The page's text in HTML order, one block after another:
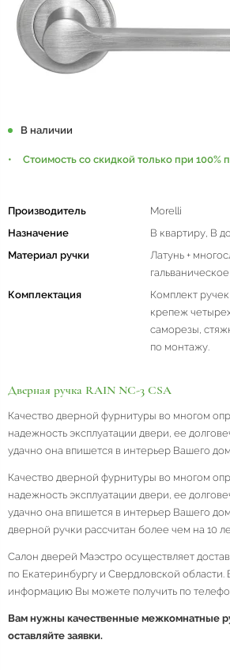
В наличии
Стоимость со скидкой только при 100%
Производитель
Morelli
Назначение
В квартиру, В
Материал ручки
Латунь +
Комплектация
Комплект ручек
крепеж
саморезы,
по монтажу.
Дверная ручка RAIN NC-3 CSA
Качество дверной фурнитуры во многом
надежность эксплуатации двери, ее
удачно она впишется в интерьер Вашего
Качество дверной фурнитуры во многом
надежность эксплуатации двери, ее
удачно она впишется в интерьер Вашего
дверной ручки рассчитан более чем на 10
Салон дверей Маэстро осуществляет
по Екатеринбургу и Свердловской
информацию Вы можете получить по
Вам нужны качественные межкомнатные
оставляйте заявки.